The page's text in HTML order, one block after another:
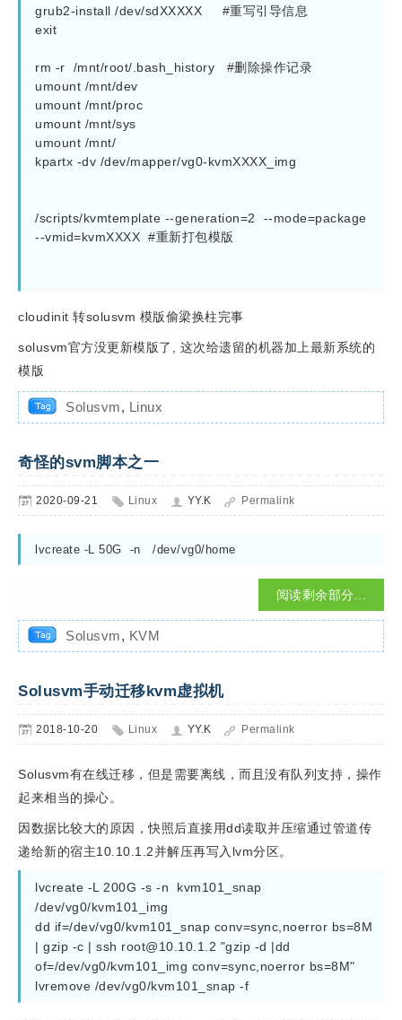
grub2-install /dev/sdXXXXX     #重写引导信息
exit
rm -r  /mnt/root/.bash_history   #删除操作记录
umount /mnt/dev
umount /mnt/proc
umount /mnt/sys
umount /mnt/
kpartx -dv /dev/mapper/vg0-kvmXXXX_img
/scripts/kvmtemplate --generation=2  --mode=package
--vmid=kvmXXXX  #重新打包模版
cloudinit 转solusvm 模版偷梁换柱完事
solusvm官方没更新模版了, 这次给遗留的机器加上最新系统的
模版
Solusvm, Linux
奇怪的svm脚本之一
2020-09-21 Linux YY.K Permalink
lvcreate -L 50G  -n   /dev/vg0/home
阅读剩余部分...
Solusvm, KVM
Solusvm手动迁移kvm虚拟机
2018-10-20 Linux YY.K Permalink
Solusvm有在线迁移，但是需要离线，而且没有队列支持，操作
起来相当的操心。
因数据比较大的原因，快照后直接用dd读取并压缩通过管道传
递给新的宿主10.10.1.2并解压再写入lvm分区。
lvcreate -L 200G -s -n  kvm101_snap
/dev/vg0/kvm101_img
dd if=/dev/vg0/kvm101_snap conv=sync,noerror bs=8M
| gzip -c | ssh root@10.10.1.2 "gzip -d |dd
of=/dev/vg0/kvm101_img conv=sync,noerror bs=8M"
lvremove /dev/vg0/kvm101_snap -f